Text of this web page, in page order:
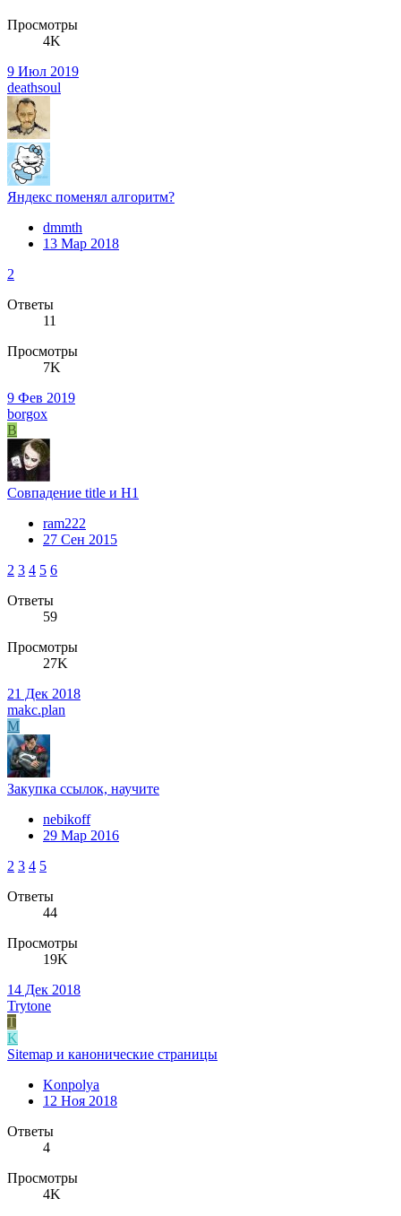
Просмотры
4K
9 Июл 2019
deathsoul
Яндекс поменял алгоритм?
dmmth
13 Мар 2018
2
Ответы
11
Просмотры
7K
9 Фев 2019
borgox
B
Совпадение title и H1
ram222
27 Сен 2015
2 3 4 5 6
Ответы
59
Просмотры
27K
21 Дек 2018
makc.plan
M
Закупка ссылок, научите
nebikoff
29 Мар 2016
2 3 4 5
Ответы
44
Просмотры
19K
14 Дек 2018
Trytone
T
K
Sitemap и канонические страницы
Konpolya
12 Ноя 2018
Ответы
4
Просмотры
4K